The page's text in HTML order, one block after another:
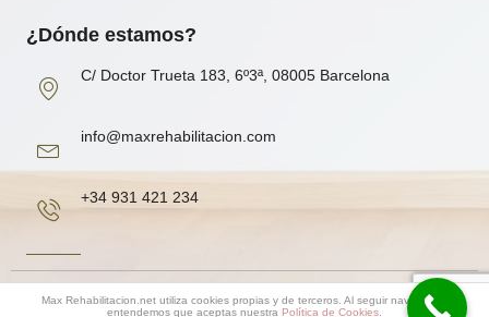
¿Dónde estamos?
C/ Doctor Trueta 183, 6º3ª, 08005 Barcelona
info@maxrehabilitacion.com
+34 931 421 234
Copyright 2020© DosG, Oficina Técnica S.L | Aviso Legal
Max Rehabilitacion.net utiliza cookies propias y de terceros. Al seguir navegando
entendemos que aceptas nuestra Política de Cookies